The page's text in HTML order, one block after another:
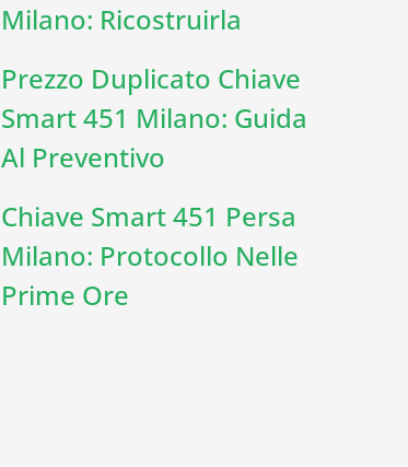
Milano: Ricostruirla
Prezzo Duplicato Chiave
Smart 451 Milano: Guida
Al Preventivo
Chiave Smart 451 Persa
Milano: Protocollo Nelle
Prime Ore